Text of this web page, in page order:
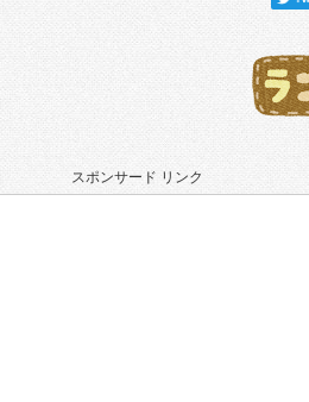
スポンサード リンク